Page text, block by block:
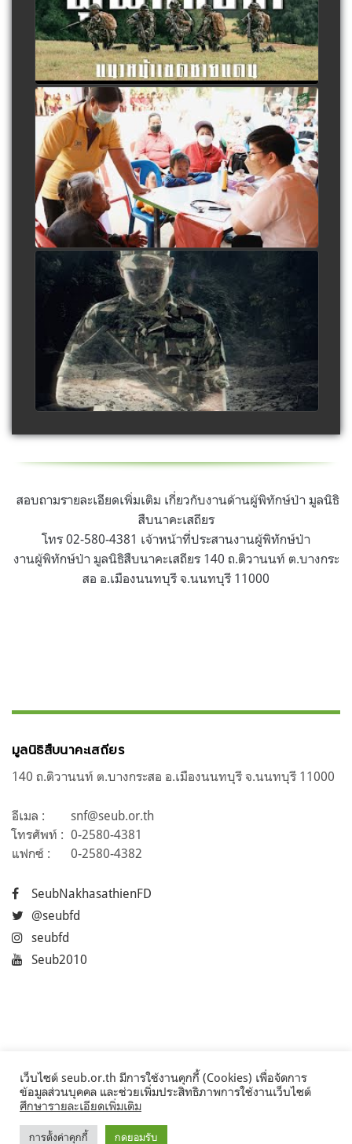
หน่วยแพทย์เคลื่อนที่ฯ สภากาชาดไทย เพื่อผู้
พิทักษ์ป่า เเละชุมชนรอบป่า
watch video
คนเฝ้าป่า - วงนั่งเล่น (Official MV) รำลึก
30 ปี สืบ นาคะเสถียร
watch video
สอบถามรายละเอียดเพิ่มเติม เกี่ยวกับงานด้านผู้พิทักษ์ป่า มูลนิธิ
สืบนาคะเสถียร
โทร 02-580-4381 เจ้าหน้าที่ประสานงานผู้พิทักษ์ป่า
งานผู้พิทักษ์ป่า มูลนิธิสืบนาคะเสถียร 140 ถ.ติวานนท์ ต.บางกระ
สอ อ.เมืองนนทบุรี จ.นนทบุรี 11000
มูลนิธิสืบนาคะเสถียร
140 ถ.ติวานนท์ ต.บางกระสอ อ.เมืองนนทบุรี จ.นนทบุรี 11000
อีเมล :
snf@seub.or.th
โทรศัพท์ : 0-2580-4381
แฟกซ์ :
0-2580-4382
SeubNakhasathienFD
@seubfd
seubfd
Seub2010
เว็บไซต์ seub.or.th มีการใช้งานคุกกี้ (Cookies) เพื่อจัดการ
ข้อมูลส่วนบุคคล และช่วยเพิ่มประสิทธิภาพการใช้งานเว็บไซต์
ศึกษารายละเอียดเพิ่มเติม
การตั้งค่าคุกกี้ กดยอมรับ